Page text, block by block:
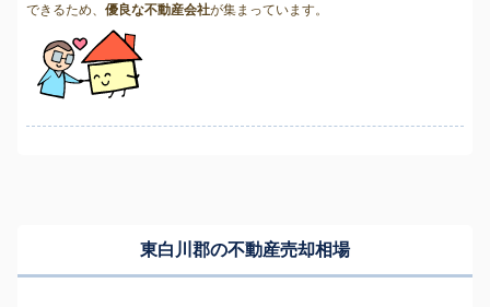
できるため、 優良な不動産会社が集まっています。
東白川郡の不動産売却相場